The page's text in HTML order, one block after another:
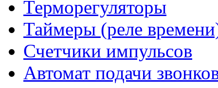
Терморегуляторы
Таймеры (реле
Счетчики импульсов
Автомат подачи